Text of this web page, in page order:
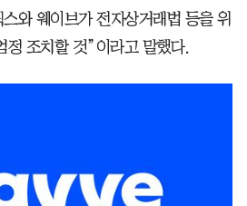
와 웨이브가 전자상거래법 등을 위
정 조치할 것”이라고 말했다.